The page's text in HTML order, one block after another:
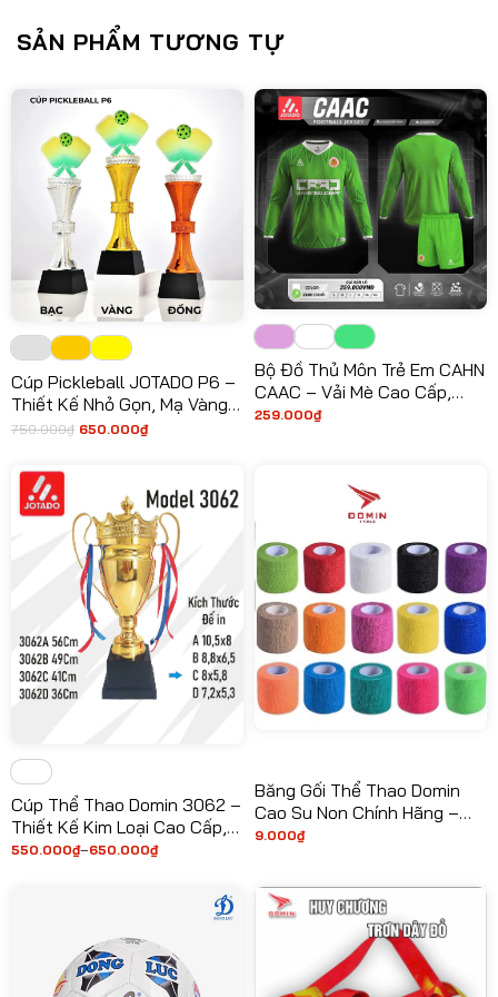
SẢN PHẨM TƯƠNG TỰ
Cúp Pickleball JOTADO P6 –
Thiết Kế Nhỏ Gọn, Mạ Vàng
Sáng Bóng, Phần Thưởng
750.000₫
Giá
750.000₫.
650.000₫
Giá
là:
650.000₫.
Bộ Đồ Thủ Môn Trẻ Em CAHN
CAAC – Vải Mè Cao Cấp,
Siêu Bền
259.000₫
Cúp Thể Thao Domin 3062 –
Thiết Kế Kim Loại Cao Cấp,
Biểu Tượng Vinh Quang Vĩnh
550.000₫–650.000₫
Khoảng
Băng Gối Thể Thao Domin
Cao Su Non Chính Hãng –
Êm Ái, Chống Trầy Xước,
9.000₫